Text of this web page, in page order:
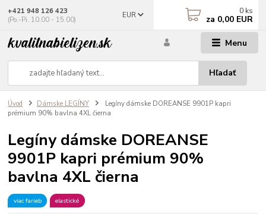
Menu
EUR
Hľadať
+421 948 126 423
(Po.-Pi. 10.00 - 15.00)
0 ks
za 0,00 EUR
Úvod Dámske LEGÍNY
Legíny dámske DOREANSE 9901P kapri
prémium 90% bavlna 4XL čierna
Legíny dámske DOREANSE
9901P kapri prémium 90%
bavlna 4XL čierna
viac farieb elastické